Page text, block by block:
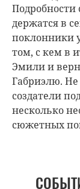
держатся в
поклонники
том, с кем в
Эмили и
Габриэлю.
создатели
несколько
сюжетных